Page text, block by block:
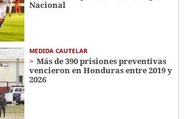
Nacional
MEDIDA CAUTELAR
Más de 390 prisiones preventivas
vencieron en Honduras entre 2019 y
2026